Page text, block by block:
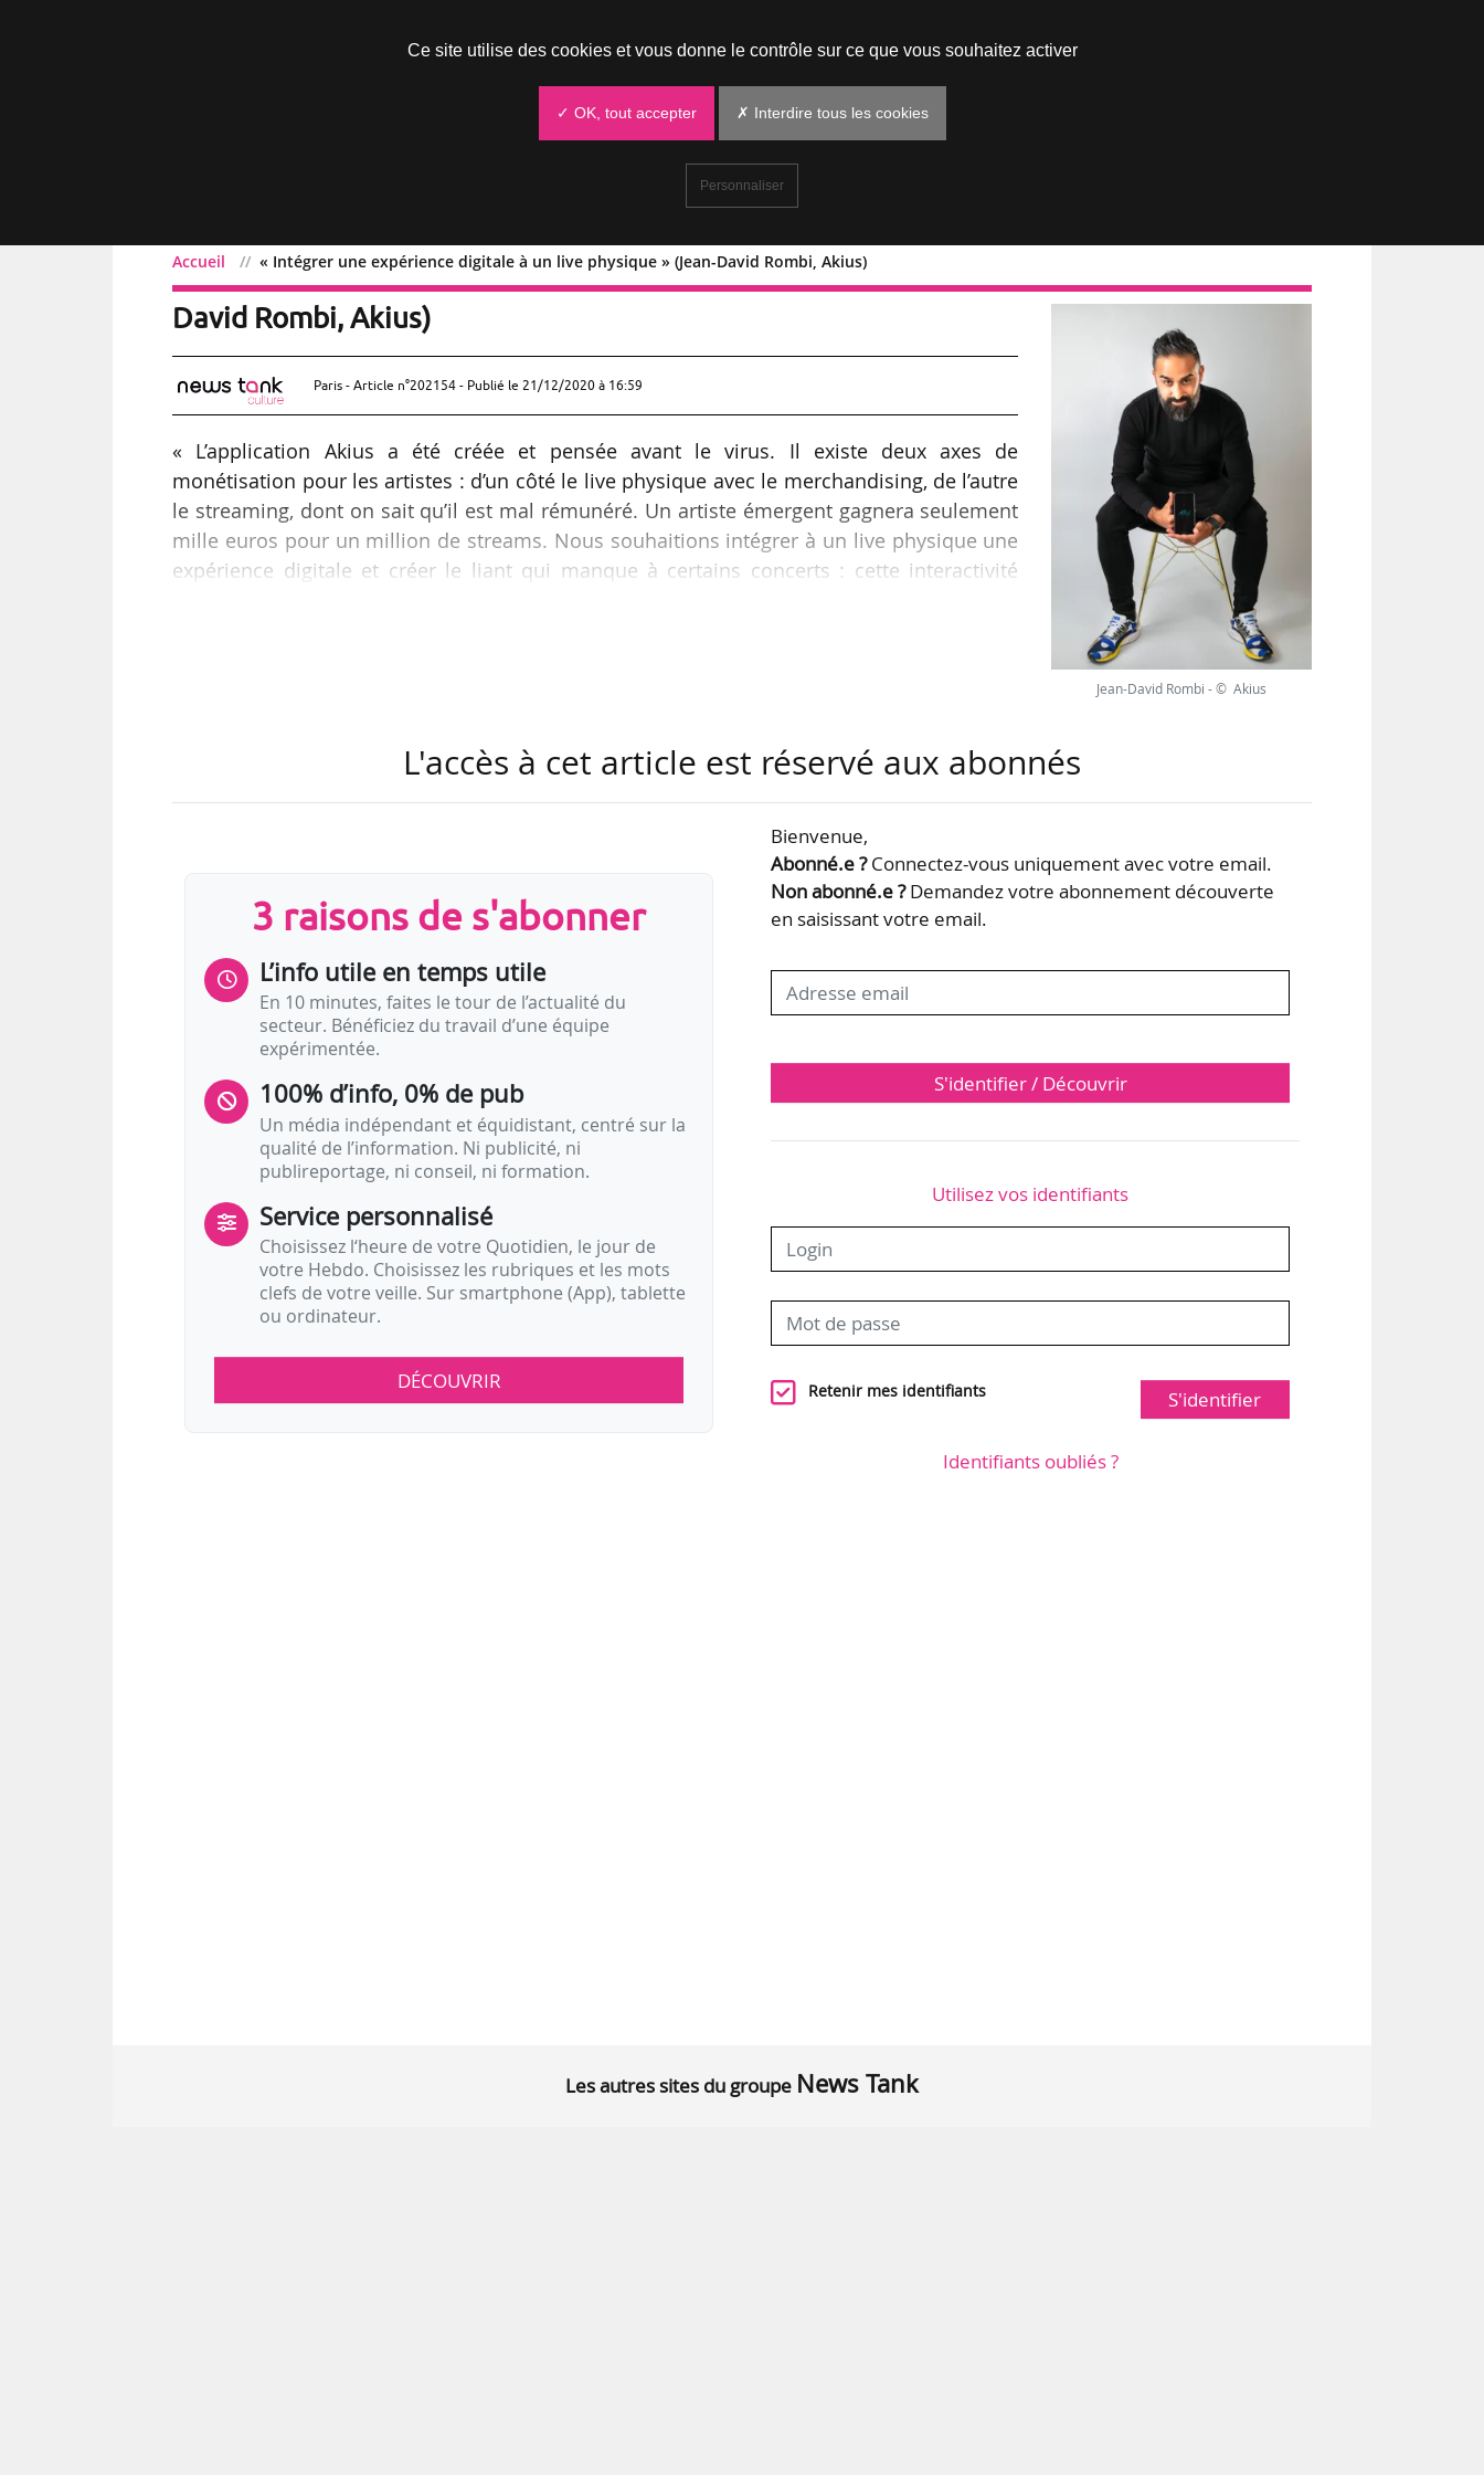
Accueil « Intégrer une expérience digitale à un live physique » (Jean-David Rombi, Akius)
« Intégrer une expérience digitale à un live physique » (Jean-
David Rombi, Akius)
Paris - Article n°202154 - Publié le 21/12/2020 à 16:59
« L’application Akius a été créée et pensée avant le virus. Il existe deux axes de
monétisation pour les artistes : d’un côté le live physique avec le merchandising, de l’autre
le streaming, dont on sait qu’il est mal rémunéré. Un artiste émergent gagnera seulement
mille euros pour un million de streams. Nous souhaitions intégrer à un live physique une
expérience digitale et créer le liant qui manque à certains concerts : cette interactivité
Jean-David Rombi - © Akius
L'accès à cet article est réservé aux abonnés
3 raisons de s'abonner
L’info utile en temps utile
En 10 minutes, faites le tour de l’actualité du
secteur. Bénéficiez du travail d’une équipe
expérimentée.
100% d’info, 0% de pub
Un média indépendant et équidistant, centré sur la
qualité de l’information. Ni publicité, ni
publireportage, ni conseil, ni formation.
Service personnalisé
Choisissez l‘heure de votre Quotidien, le jour de
votre Hebdo. Choisissez les rubriques et les mots
clefs de votre veille. Sur smartphone (App), tablette
ou ordinateur.
DÉCOUVRIR
Bienvenue,
Abonné.e ?Connectez-vous uniquement avec votre email.
Non abonné.e ?Demandez votre abonnement découverte
en saisissant votre email.
S'identifier / Découvrir
Utilisez vos identifiants
Retenir mes identifiants S'identifier
Identifiants oubliés ?
Les autres sites du groupe News Tank
Ce site utilise des cookies et vous donne le contrôle sur ce que vous souhaitez activer
✓ OK, tout accepter ✗ Interdire tous les cookies
Personnaliser